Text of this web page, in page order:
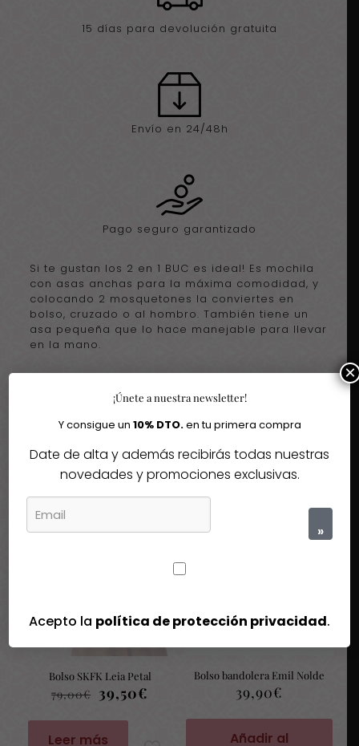
15 días para devolución gratuita
Envío en 24/48h
Pago seguro garantizado
Si te gustan los 2 en 1 BUC es ideal! Es mochila
con asas anchas para la máxima comodidad, y
colocando 2 mosquetones la conviertes en
bolso, cruzado o al hombro. También tiene un
asa pequeña que lo hace manejable para llevar
en la mano.
-50%
Bolso SKFK Leia Petal
79,00€ El
precio
original
era:
39,50€
actual
Leer más
Bolso bandolera Emil Nolde
39,90€
Añadir al
¡Únete a nuestra newsletter!
Y consigue un 10% DTO.en tu primera compra
Date de alta y además recibirás todas nuestras
novedades y promociones exclusivas.
»
Acepto la política de protección privacidad.
×